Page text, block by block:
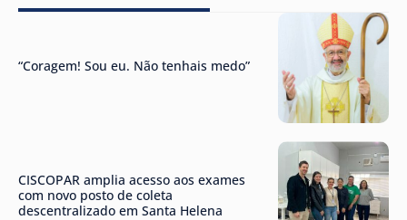
“Coragem! Sou eu. Não tenhais medo”
CISCOPAR amplia acesso aos exames
com novo posto de coleta
descentralizado em Santa Helena